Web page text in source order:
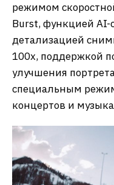
режимом
Burst, функцией AI-
детализацией
100х, поддержкой
улучшения
специальным
концертов и